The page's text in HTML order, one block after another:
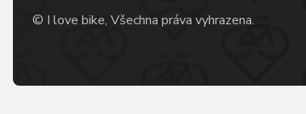
© I love bike, Všechna práva vyhrazena.